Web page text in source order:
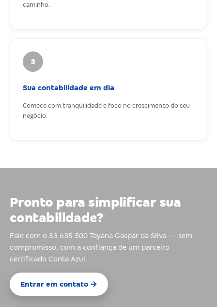
caminho.
3
Sua contabilidade em dia
Comece com tranquilidade e foco no crescimento do seu
negócio.
Pronto para simplificar sua
contabilidade?
Fale com o 53.635.500 Tayana Gaspar da Silva — sem
compromisso, com a confiança de um parceiro
certificado Conta Azul.
Entrar em contato →